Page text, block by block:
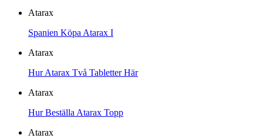
Atarax
Spanien Köpa Atarax I
Atarax
Hur Atarax Två Tabletter Här
Atarax
Hur Beställa Atarax Topp
Atarax